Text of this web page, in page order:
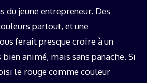
du jeune entrepreneur. Des
partout, et une
ferait presque croire à un
animé, mais sans panache. Si
le rouge comme couleur